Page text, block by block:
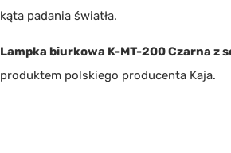
kąta padania światła.
Lampka biurkowa K-MT-200 Czarna z
produktem polskiego producenta Kaja.